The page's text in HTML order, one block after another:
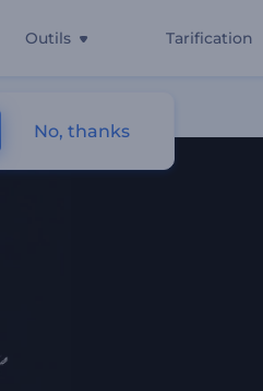
Outils Tarification
No, thanks